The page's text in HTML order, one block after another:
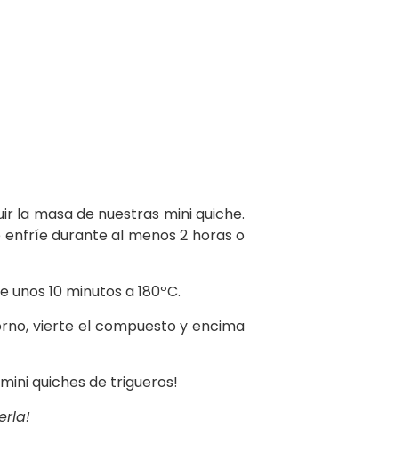
la masa de nuestras mini quiche.
durante al menos 2 horas o
10 minutos a 180ºC.
vierte el compuesto y encima
quiches de trigueros!